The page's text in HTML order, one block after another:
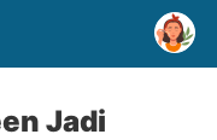
Jadi